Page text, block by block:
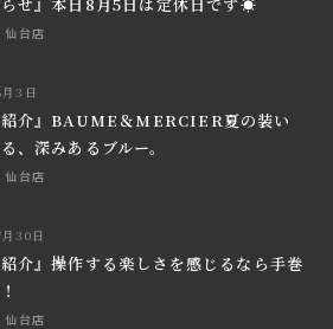
仙台店
3日
紹介』BAUME＆MERCIER夏の装い
、深みあるブルー。
仙台店
30日
紹介』操作する楽しさを感じるなら手巻
仙台店